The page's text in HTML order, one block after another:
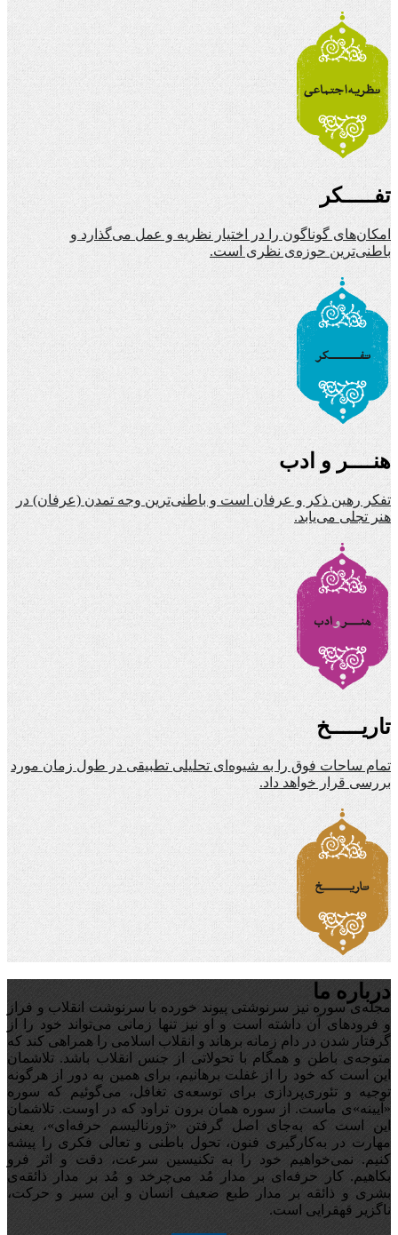
تفـــــکر
امکان‌های گوناگون را در اختیار نظریه و عمل می‌گذارد و
باطنی‌ترین حوزه‌ی نظری است.
هنــــر و ادب
تفکر رهین ذکر و عرفان است و باطنی‌ترین وجه تمدن (عرفان) در
هنر تجلی می‌یابد.
تاریـــــخ
تمام ساحات فوق را به شیوه‌ای تحلیلی تطبیقی در طول زمان مورد
بررسی قرار خواهد داد.
درباره ما
مجله‌ی سوره نیز سرنوشتی پیوند خورده با سرنوشت انقلاب و فراز
و فرودهای آن داشته است و او نیز تنها زمانی می‌تواند خود را از
گرفتار شدن در دام زمانه برهاند و انقلاب اسلامی را همراهی کند که
متوجه‌ی باطن و همگام با تحولاتی از جنس انقلاب باشد. تلاشمان
این است که خود را از غفلت برهانیم، برای همین به دور از هرگونه
توجیه‌ و تئوری‌پردازی برای توسعه‌ی تغافل،‌ می‌گوئیم که سوره
«آیینه‌»ی ماست. از سوره همان برون تراود که در اوست. تلاشمان
این است که به‌جای اصل گرفتن «ژورنالیسم حرفه‌ای»، یعنی
مهارت در به‌کارگیری فنون، تحول باطنی و تعالی فکری را پیشه
کنیم. نمی‌خواهیم خود را به تکنیسین سرعت، دقت و اثر فرو
بکاهیم. کار حرفه‌ای بر مدار مُد می‌چرخد و مُد بر مدار ذائقه‌ی
بشری و ذائقه بر مدار طبع ضعیف انسان و این سیر و حرکت،
ناگزیر قهقرایی است.